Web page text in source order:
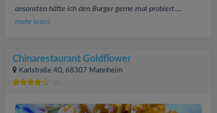
ansonsten hätte ich den Burger gerne mal probiert....
mehr lesen
Chinarestaurant Goldflower
Karlstraße 40, 68307 Mannheim
(2)